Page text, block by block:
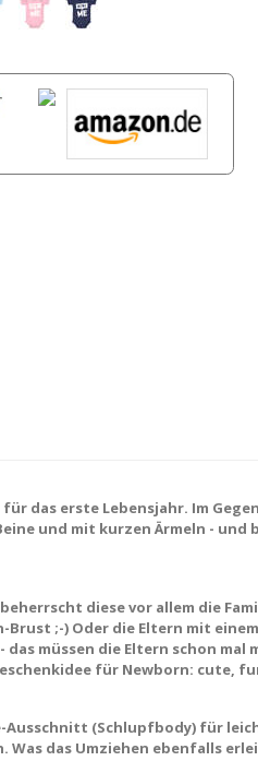
das erste Lebensjahr. Im
und mit kurzen Ärmeln - und
diese vor allem die
Brust ;-) Oder die Eltern mit
müssen die Eltern schon mal
für Newborn: cute,
Ausschnitt (Schlupfbody) für
Was das Umziehen ebenfalls